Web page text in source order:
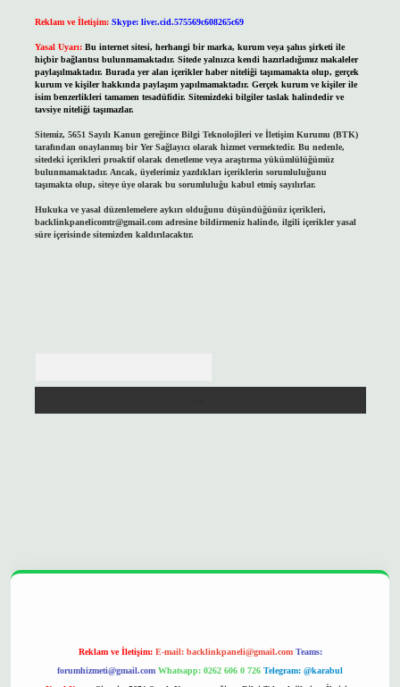
Reklam ve İletişim: Skype: live:.cid.575569c608265c69
Yasal Uyarı: Bu internet sitesi, herhangi bir marka, kurum veya şahıs şirketi ile
hiçbir bağlantısı bulunmamaktadır. Sitede yalnızca kendi hazırladığımız makaleler
paylaşılmaktadır. Burada yer alan içerikler haber niteliği taşımamakta olup, gerçek
kurum ve kişiler hakkında paylaşım yapılmamaktadır. Gerçek kurum ve kişiler ile
isim benzerlikleri tamamen tesadüfidir. Sitemizdeki bilgiler taslak halindedir ve
tavsiye niteliği taşımazlar.
Sitemiz, 5651 Sayılı Kanun gereğince Bilgi Teknolojileri ve İletişim Kurumu (BTK)
tarafından onaylanmış bir Yer Sağlayıcı olarak hizmet vermektedir. Bu nedenle,
sitedeki içerikleri proaktif olarak denetleme veya araştırma yükümlülüğümüz
bulunmamaktadır. Ancak, üyelerimiz yazdıkları içeriklerin sorumluluğunu
taşımakta olup, siteye üye olarak bu sorumluluğu kabul etmiş sayılırlar.
Hukuka ve yasal düzenlemelere aykırı olduğunu düşündüğünüz içerikleri,
backlinkpanelicomtr@gmail.comadresine bildirmeniz halinde, ilgili içerikler yasal
süre içerisinde sitemizden kaldırılacaktır.
Reklam ve İletişim: E-mail: backlinkpaneli@gmail.com Teams:
forumhizmeti@gmail.com Whatsapp: 0262 606 0 726 Telegram: @karabul